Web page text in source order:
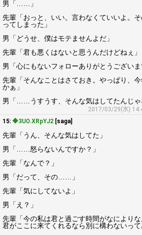
男「……」
先輩「おっと、いい。言わなくていいよ。
ってしまった」
男「どうせ、僕はモテませんよだ」
先輩「君も悪くはないと思うんだけどねぇ」
男「心にもないフォローありがとうございま
先輩「そんなことはさておき。やっぱり、
かぁ」
男「……うすうす、そんな気はしてたんじゃ
2017/03/29(水)
15: ◆3UO.XRpYJ2 [saga]
先輩「うん、そんな気はしてた」
男「……怒らないんですか？」
先輩「なんで？」
男「だって、その……」
先輩「気にしてないよ」
男「え？」
先輩「今の私は君と過ごす時間がなによりな
君がここに来てくれるなら別に構わないって